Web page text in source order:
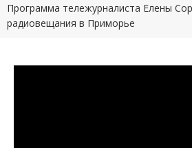
Программа тележурналиста Елены
радиовещания в Приморье